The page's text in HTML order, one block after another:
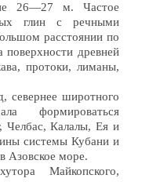
26—27 м. Частое
глин с речными
расстоянии по
поверхности древней
протоки, лиманы,
севернее широтного
формироваться
Челбас, Калалы, Ея и
системы Кубани и
Азовское море.
Майкопского,